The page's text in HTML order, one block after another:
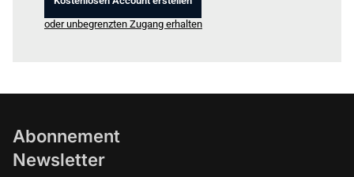
oder unbegrenzten Zugang erhalten
Abonnement
Newsletter